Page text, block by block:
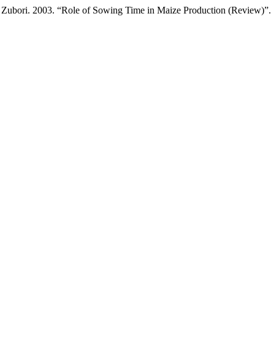
2003. “Role of Sowing Time in Maize Production (Review)”.